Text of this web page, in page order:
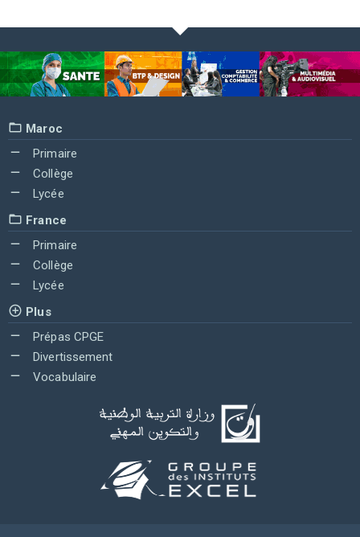
Maroc
Primaire
Collège
Lycée
France
Primaire
Collège
Lycée
Plus
Prépas CPGE
Divertissement
Vocabulaire